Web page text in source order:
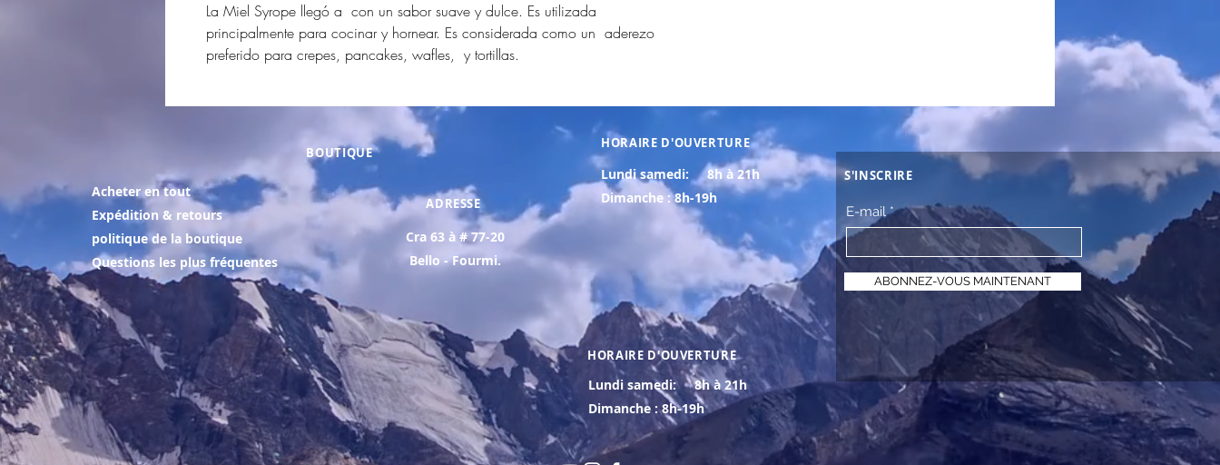
La Miel Syrope llegó a con un sabor suave y dulce. Es utilizada
principalmente para cocinar y hornear. Es considerada como un aderezo
preferido para crepes, pancakes, wafles, y tortillas.
BOUTIQUE
Acheter en tout
Expédition & retours
politique de la boutique
Questions les plus fréquentes
ADRESSE
Cra 63 à # 77-20
Bello - Fourmi.
HORAIRE D'OUVERTURE
Lundi samedi:
8h à 21h
Dimanche : 8h-19h
HORAIRE D'OUVERTURE
Lundi samedi:
8h à 21h
Dimanche : 8h-19h
S'INSCRIRE
E-mail
ABONNEZ-VOUS MAINTENANT